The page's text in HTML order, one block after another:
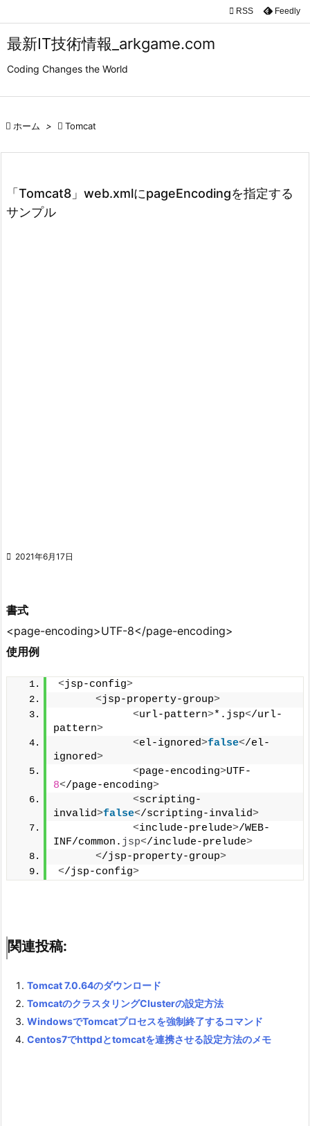
最新IT技術情報_arkgame.com
Coding Changes the World


検索
 RSS Feedly
 ホーム >  Tomcat
「Tomcat8」web.xmlにpageEncodingを指定する
サンプル
 2021年6月17日
書式
<page-encoding>UTF-8</page-encoding>
使用例
<jsp-config>
<jsp-property-group>
<url-pattern>*.jsp</url-
pattern>
<el-ignored>false</el-
ignored>
<page-encoding>UTF-
8</page-encoding>
<scripting-
invalid>false</scripting-invalid>
<include-prelude>/WEB-
INF/common. jsp</include-prelude>
</jsp-property-group>
</jsp-config>
関連投稿:
Tomcat 7.0.64のダウンロード
TomcatのクラスタリングClusterの設定方法
WindowsでTomcatプロセスを強制終了するコマンド
Centos7でhttpdとtomcatを連携させる設定方法のメモ